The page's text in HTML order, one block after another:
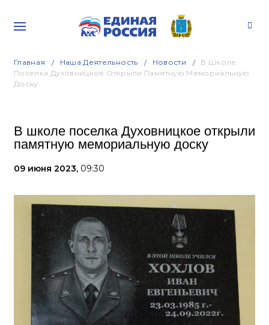
Главная Наша Деятельность Новости
В Школе
Поселка Духовницкое Открыли Памятную Мемориальную
Доску
В школе поселка Духовницкое открыли
памятную мемориальную доску
09 июня 2023, 09:30